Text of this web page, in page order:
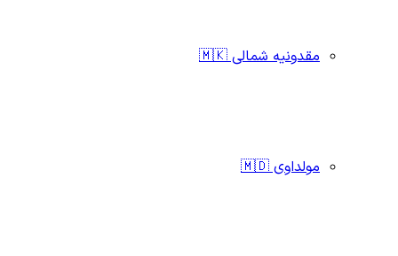
مقدونیه شمالی 🇲🇰
مولداوی 🇲🇩